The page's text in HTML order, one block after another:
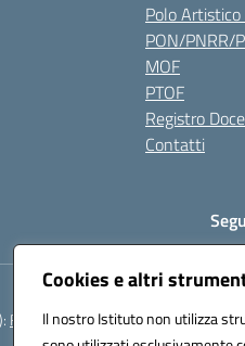
Cookies e altri
Il nostro Istituto non utilizza
Polo
PON/PNRR/
MOF
PTOF
Registro
Contatti
FGIC83700P@pec.istruzione.it